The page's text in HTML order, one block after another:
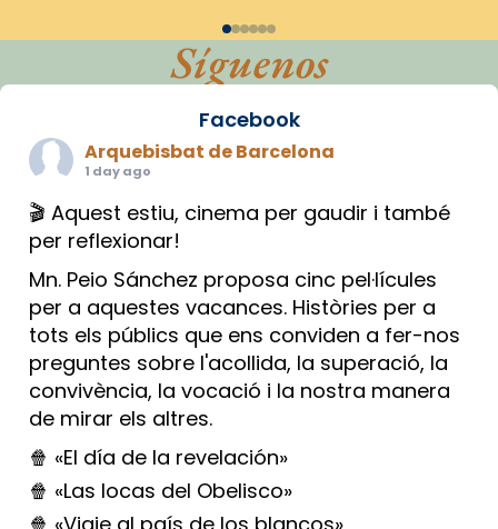
Síguenos
Facebook
Arquebisbat de Barcelona
1 day ago
🎬 Aquest estiu, cinema per gaudir i també
per reflexionar!
Mn. Peio Sánchez proposa cinc pel·lícules
per a aquestes vacances. Històries per a
tots els públics que ens conviden a fer-nos
preguntes sobre l'acollida, la superació, la
convivència, la vocació i la nostra manera
de mirar els altres.
🍿 «El día de la revelación»
🍿 «Las locas del Obelisco»